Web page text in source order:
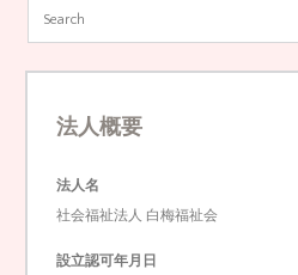
法人概要
法人名
社会福祉法人 白梅福祉会
設立認可年月日